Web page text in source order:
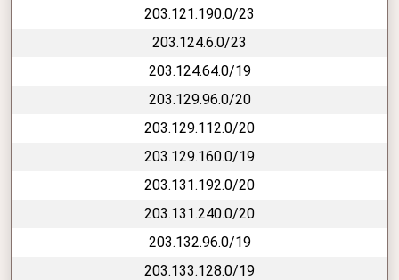
203.121.190.0/23
203.124.6.0/23
203.124.64.0/19
203.129.96.0/20
203.129.112.0/20
203.129.160.0/19
203.131.192.0/20
203.131.240.0/20
203.132.96.0/19
203.133.128.0/19